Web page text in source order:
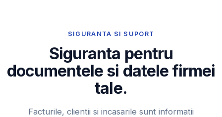
SIGURANTA SI SUPORT
Siguranta pentru
documentele si datele firmei
tale.
Facturile, clientii si incasarile sunt informatii